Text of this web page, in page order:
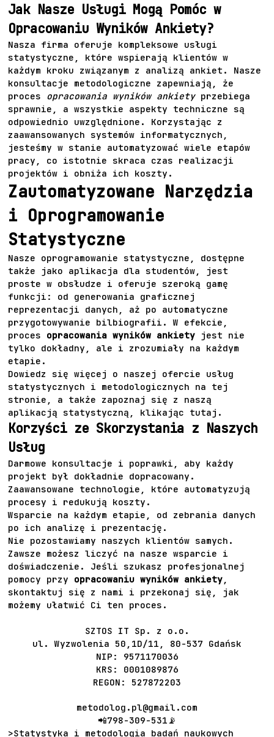
Jak Nasze Usługi Mogą Pomóc w
Opracowaniu Wyników Ankiety?
Nasza firma oferuje kompleksowe usługi
statystyczne, które wspierają klientów w
każdym kroku związanym z analizą ankiet. Nasze
konsultacje metodologiczne zapewniają, że
proces opracowania wyników ankietyprzebiega
sprawnie, a wszystkie aspekty techniczne są
odpowiednio uwzględnione. Korzystając z
zaawansowanych systemów informatycznych,
jesteśmy w stanie automatyzować wiele etapów
pracy, co istotnie skraca czas realizacji
projektów i obniża ich koszty.
Zautomatyzowane Narzędzia
i Oprogramowanie
Statystyczne
Nasze oprogramowanie statystyczne, dostępne
także jako aplikacja dla studentów, jest
proste w obsłudze i oferuje szeroką gamę
funkcji: od generowania graficznej
reprezentacji danych, aż po automatyczne
przygotowywanie bilbiografii. W efekcie,
proces opracowania wyników ankiety jest nie
tylko dokładny, ale i zrozumiały na każdym
etapie.
Dowiedz się więcej o naszej ofercie usług
statystycznych i metodologicznych na tej
stronie , a także zapoznaj się z naszą
aplikacją statystyczną, klikając tutaj .
Korzyści ze Skorzystania z Naszych
Usług
Darmowe konsultacje i poprawki, aby każdy
projekt był dokładnie dopracowany.
Zaawansowane technologie, które automatyzują
procesy i redukują koszty.
Wsparcie na każdym etapie, od zebrania danych
po ich analizę i prezentację.
Nie pozostawiamy naszych klientów samych.
Zawsze możesz liczyć na nasze wsparcie i
doświadczenie. Jeśli szukasz profesjonalnej
pomocy przy opracowaniu wyników ankiety
skontaktuj się z nami i przekonaj się, jak
możemy ułatwić Ci ten proces.
metodolog.pl@gmail.com
📲798-309-531📡
>Statystyka i metodologia badań naukowych
SZTOS IT Sp. z o.o.
ul. Wyzwolenia 50,1D/11, 80-537 Gdańsk
NIP: 9571170036
KRS: 0001089876
REGON: 527872203